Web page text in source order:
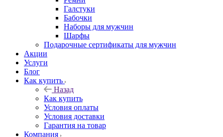
Галстуки
Бабочки
Наборы для мужчин
Шарфы
Подарочные сертификаты для мужчин
Акции
Услуги
Блог
Как купить
Назад
Как купить
Условия оплаты
Условия доставки
Гарантия на товар
Компания